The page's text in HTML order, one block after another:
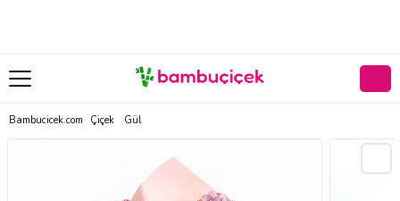
Bambucicek.com Çiçek Gül